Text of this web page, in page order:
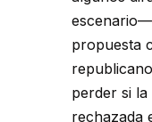
propuesta
perder si
rechazada